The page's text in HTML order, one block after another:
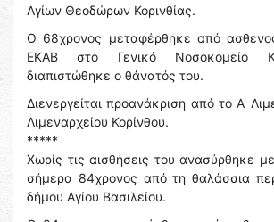
Αγίων Θεοδώρων Κορινθίας.
Ο 68χρονος μεταφέρθηκε από
ΕΚΑΒ στο Γενικό Νοσοκομείο
διαπιστώθηκε ο θάνατός του.
Διενεργείται προανάκριση από το Α'
Λιμεναρχείου Κορίνθου.
*****
Χωρίς τις αισθήσεις του ανασύρθηκε
σήμερα 84χρονος από τη θαλάσσια
δήμου Αγίου Βασιλείου.